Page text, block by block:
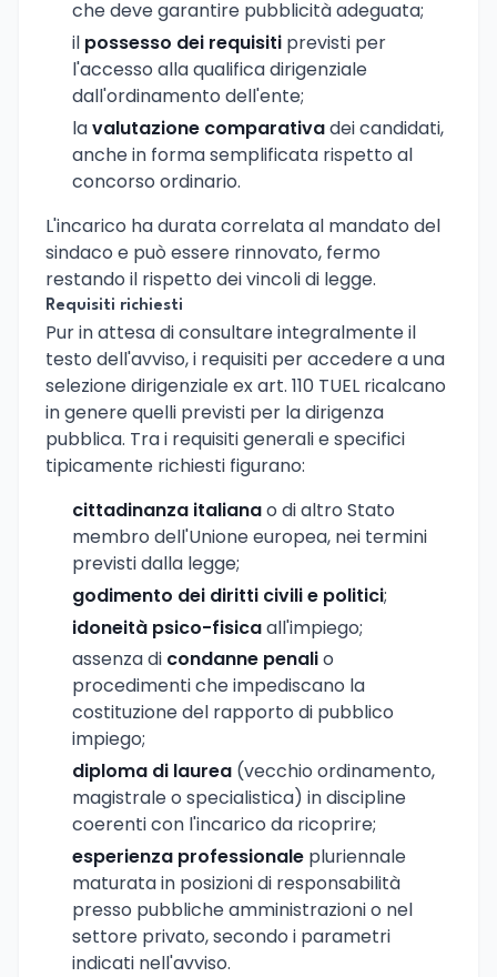
che deve garantire pubblicità adeguata;
il possesso dei requisiti previsti per
l'accesso alla qualifica dirigenziale
dall'ordinamento dell'ente;
lavalutazione comparativadei candidati,
anche in forma semplificata rispetto al
concorso ordinario.
L'incarico ha durata correlata al mandato del
sindaco e può essere rinnovato, fermo
restando il rispetto dei vincoli di legge.
Requisiti richiesti
Pur in attesa di consultare integralmente il
testo dell'avviso, i requisiti per accedere a una
selezione dirigenziale ex art. 110 TUEL ricalcano
in genere quelli previsti per la dirigenza
pubblica. Tra i requisiti generali e specifici
tipicamente richiesti figurano:
cittadinanza italianao di altro Stato
membro dell'Unione europea, nei termini
previsti dalla legge;
godimento dei diritti civili e politici;
idoneità psico-fisicaall'impiego;
assenza di condanne penalio
procedimenti che impediscano la
costituzione del rapporto di pubblico
impiego;
diploma di laurea (vecchio ordinamento,
magistrale o specialistica) in discipline
coerenti con l'incarico da ricoprire;
esperienza professionale pluriennale
maturata in posizioni di responsabilità
presso pubbliche amministrazioni o nel
settore privato, secondo i parametri
indicati nell'avviso.